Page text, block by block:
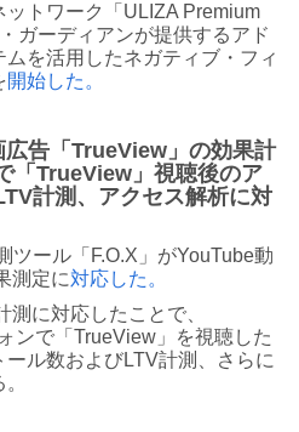
トワーク「ULIZA Premium
ガーディアンが提供するアド
を活用したネガティブ・フィ
開始した。
告「TrueView」の効果計
TrueView」視聴後のア
計測、アクセス解析に対
ツール「F.O.X」がYouTube動
測定に対応した。
測に対応したことで、
ンで「TrueView」を視聴した
ル数およびLTV計測、さらに